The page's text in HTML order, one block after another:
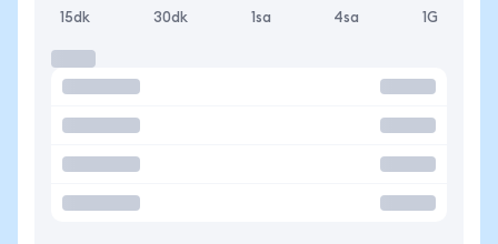
15dk 30dk 1sa 4sa 1G